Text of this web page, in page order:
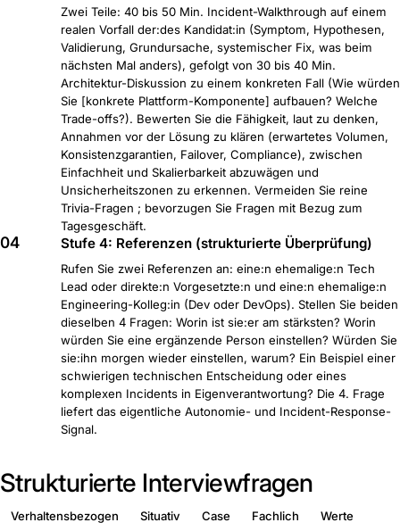
Zwei Teile: 40 bis 50 Min. Incident-Walkthrough auf einem
realen Vorfall der:des Kandidat:in (Symptom, Hypothesen,
Validierung, Grundursache, systemischer Fix, was beim
nächsten Mal anders), gefolgt von 30 bis 40 Min.
Architektur-Diskussion zu einem konkreten Fall (Wie würden
Sie [konkrete Plattform-Komponente] aufbauen? Welche
Trade-offs?). Bewerten Sie die Fähigkeit, laut zu denken,
Annahmen vor der Lösung zu klären (erwartetes Volumen,
Konsistenzgarantien, Failover, Compliance), zwischen
Einfachheit und Skalierbarkeit abzuwägen und
Unsicherheitszonen zu erkennen. Vermeiden Sie reine
Trivia-Fragen ; bevorzugen Sie Fragen mit Bezug zum
Tagesgeschäft.
04 Stufe 4: Referenzen (strukturierte Überprüfung)
Rufen Sie zwei Referenzen an: eine:n ehemalige:n Tech
Lead oder direkte:n Vorgesetzte:n und eine:n ehemalige:n
Engineering-Kolleg:in (Dev oder DevOps). Stellen Sie beiden
dieselben 4 Fragen: Worin ist sie:er am stärksten? Worin
würden Sie eine ergänzende Person einstellen? Würden Sie
sie:ihn morgen wieder einstellen, warum? Ein Beispiel einer
schwierigen technischen Entscheidung oder eines
komplexen Incidents in Eigenverantwortung? Die 4. Frage
liefert das eigentliche Autonomie- und Incident-Response-
Signal.
Strukturierte Interviewfragen
Verhaltensbezogen Situativ Case Fachlich Werte